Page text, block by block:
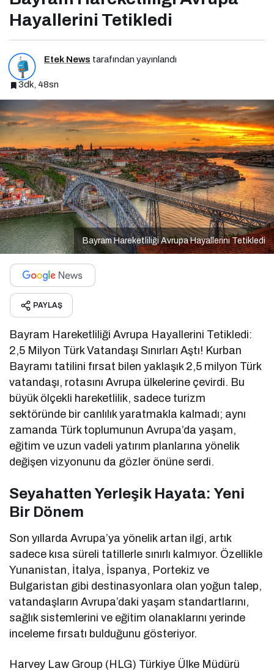
Hayallerini Tetikledi
Etek News tarafından yayınlandı
3dk, 48sn
Bayram Hareketliliği Avrupa Hayallerini Tetikledi
PAYLAŞ
Bayram Hareketliliği Avrupa Hayallerini Tetikledi:
2,5 Milyon Türk Vatandaşı Sınırları Aştı! Kurban
Bayramı tatilini fırsat bilen yaklaşık 2,5 milyon Türk
vatandaşı, rotasını Avrupa ülkelerine çevirdi. Bu
büyük ölçekli hareketlilik, sadece turizm
sektöründe bir canlılık yaratmakla kalmadı; aynı
zamanda Türk toplumunun Avrupa’da yaşam,
eğitim ve uzun vadeli yatırım planlarına yönelik
değişen vizyonunu da gözler önüne serdi.
Seyahatten Yerleşik Hayata: Yeni
Bir Dönem
Son yıllarda Avrupa’ya yönelik artan ilgi, artık
sadece kısa süreli tatillerle sınırlı kalmıyor. Özellikle
Yunanistan, İtalya, İspanya, Portekiz ve
Bulgaristan gibi destinasyonlara olan yoğun talep,
vatandaşların Avrupa’daki yaşam standartlarını,
sağlık sistemlerini ve eğitim olanaklarını yerinde
inceleme fırsatı bulduğunu gösteriyor.
Harvey Law Group (HLG) Türkiye Ülke Müdürü